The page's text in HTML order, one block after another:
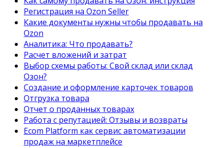
Регистрация на Ozon Seller
Какие документы нужны чтобы продавать на
Ozon
Аналитика: Что продавать?
Расчет вложений и затрат
Выбор схемы работы: Свой склад или склад
Озон?
Создание и оформление карточек товаров
Отгрузка товара
Отчет о проданных товарах
Работа с репутацией: Отзывы и возвраты
Ecom Platform как сервис автоматизации
продаж на маркетплейсе